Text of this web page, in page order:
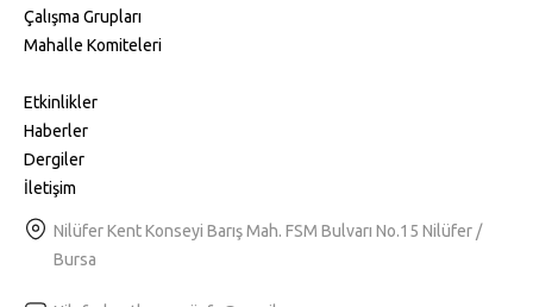
Çalışma Grupları
Mahalle Komiteleri
Etkinlikler
Haberler
Dergiler
İletişim
Nilüfer Kent Konseyi Barış Mah. FSM Bulvarı No.15 Nilüfer /
Bursa